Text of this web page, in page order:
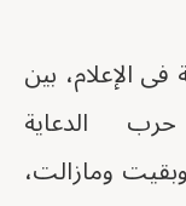
الإعلام، بين
الدعاية
ومازالت،